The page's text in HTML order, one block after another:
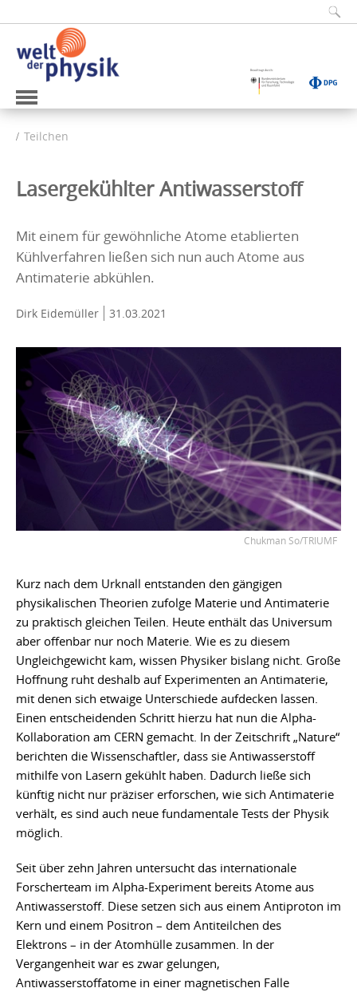
Teilchen
Lasergekühlter Antiwasserstoff
Mit einem für gewöhnliche Atome etablierten
Kühlverfahren ließen sich nun auch Atome aus
Antimaterie abkühlen.
Dirk Eidemüller 31.03.2021
Chukman So/TRIUMF
Kurz nach dem Urknall entstanden den gängigen
physikalischen Theorien zufolge Materie und Antimaterie
zu praktisch gleichen Teilen. Heute enthält das Universum
aber offenbar nur noch Materie. Wie es zu diesem
Ungleichgewicht kam, wissen Physiker bislang nicht. Große
Hoffnung ruht deshalb auf Experimenten an Antimaterie,
mit denen sich etwaige Unterschiede aufdecken lassen.
Einen entscheidenden Schritt hierzu hat nun die Alpha-
Kollaboration am CERN gemacht. In der Zeitschrift „Nature“
berichten die Wissenschaftler, dass sie Antiwasserstoff
mithilfe von Lasern gekühlt haben. Dadurch ließe sich
künftig nicht nur präziser erforschen, wie sich Antimaterie
verhält, es sind auch neue fundamentale Tests der Physik
möglich.
Seit über zehn Jahren untersucht das internationale
Forscherteam im Alpha-Experiment bereits Atome aus
Antiwasserstoff. Diese setzen sich aus einem Antiproton im
Kern und einem Positron – dem Antiteilchen des
Elektrons – in der Atomhülle zusammen. In der
Vergangenheit war es zwar gelungen,
Antiwasserstoffatome in einer magnetischen Falle